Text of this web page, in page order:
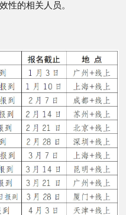
的相关人员。